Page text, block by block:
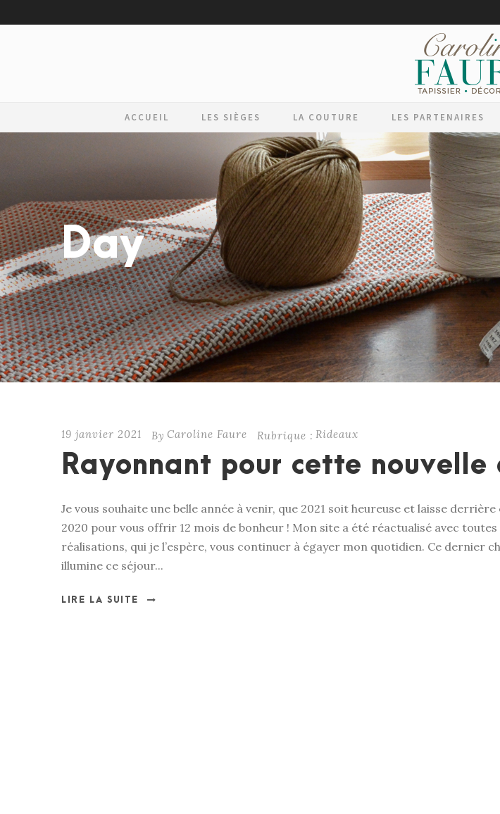
ACCUEIL LES SIÈGES LA COUTURE LES PARTENAIRES
Day
janvier 19, 2021
19 janvier 2021 By Caroline Faure Rubrique : Rideaux
Rayonnant pour cette nouvelle
Je vous souhaite une belle année à venir, que 2021 soit heureuse et laisse
2020 pour vous offrir 12 mois de bonheur ! Mon site a été réactualisé avec
réalisations, qui je l’espère, vous continuer à égayer mon quotidien. Ce dernier
illumine ce séjour...
LIRE LA SUITE